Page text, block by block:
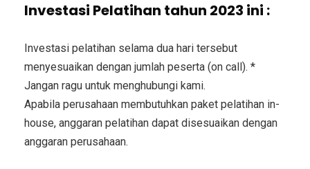
Investasi Pelatihan tahun 2023 ini :
Investasi pelatihan selama dua hari tersebut
menyesuaikan dengan jumlah peserta (on call). *
Jangan ragu untuk menghubungi kami.
Apabila perusahaan membutuhkan paket pelatihan in-
house, anggaran pelatihan dapat disesuaikan dengan
anggaran perusahaan.